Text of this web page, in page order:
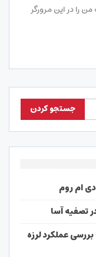
را در این مرورگر
ام روم
تصفیه آسا
عملکرد لرزه